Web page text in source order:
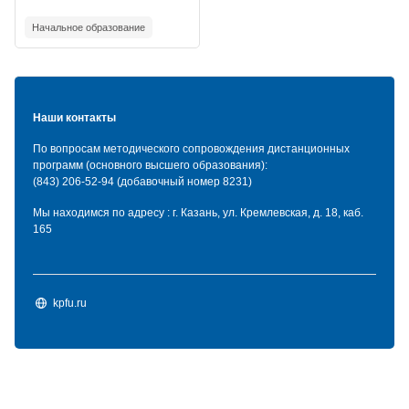
Начальное образование
Наши контакты
По вопросам методического сопровождения дистанционных
программ (основного высшего образования):
(843) 206-52-94 (добавочный номер 8231)
Мы находимся по адресу : г. Казань, ул. Кремлевская, д. 18, каб.
165
kpfu.ru